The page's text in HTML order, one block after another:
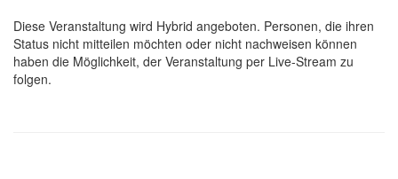
Diese Veranstaltung wird Hybrid angeboten. Personen, die ihren
Status nicht mitteilen möchten oder nicht nachweisen können
haben die Möglichkeit, der Veranstaltung per Live-Stream zu
folgen.